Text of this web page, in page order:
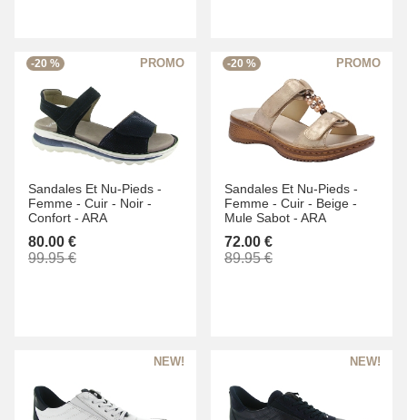
-20 %
Sandales Et Nu-Pieds -
Femme - Cuir - Noir -
Confort - ARA
80.00 €
99.95 €
-20 %
Sandales Et Nu-Pieds -
Femme - Cuir - Beige -
Mule Sabot - ARA
72.00 €
89.95 €